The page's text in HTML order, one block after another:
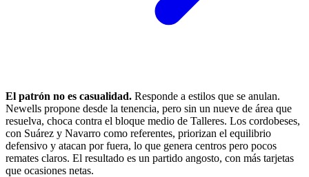
El patrón no es casualidad. Responde a estilos que se anulan.
Newells propone desde la tenencia, pero sin un nueve de área que
resuelva, choca contra el bloque medio de Talleres. Los cordobeses,
con Suárez y Navarro como referentes, priorizan el equilibrio
defensivo y atacan por fuera, lo que genera centros pero pocos
remates claros. El resultado es un partido angosto, con más tarjetas
que ocasiones netas.